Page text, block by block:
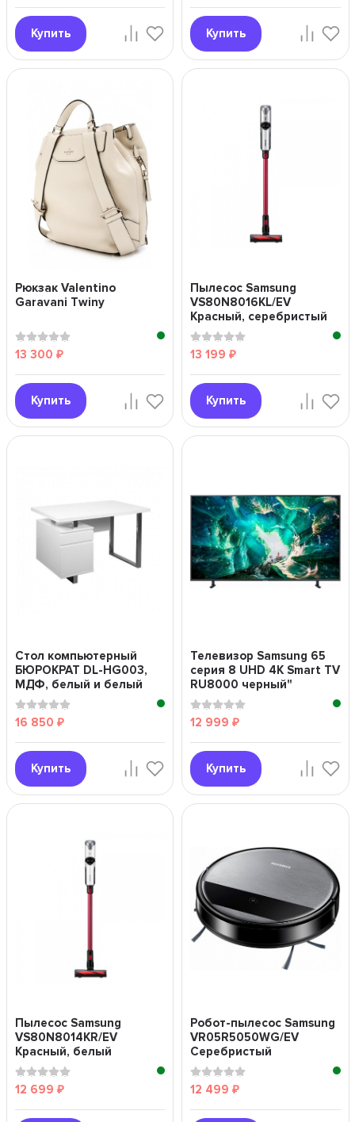
Купить Купить
Рюкзак Valentino
Garavani Twiny
13 300 ₽
Купить
Пылесос Samsung
VS80N8016KL/EV
Красный, серебристый
13 199 ₽
Купить
Стол компьютерный
БЮРОКРАТ DL-HG003,
МДФ, белый и белый
16 850 ₽
Купить
Телевизор Samsung 65
серия 8 UHD 4K Smart TV
RU8000 черный"
12 999 ₽
Купить
Пылесос Samsung
VS80N8014KR/EV
Красный, белый
12 699 ₽
Робот-пылесос Samsung
VR05R5050WG/EV
Серебристый
12 499 ₽